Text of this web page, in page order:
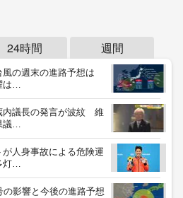
24時間 週間
風の週末の進路予想は
は…
内議長の発言が波紋 維
議…
人身事故による危険運
灯…
の影響と今後の進路予想